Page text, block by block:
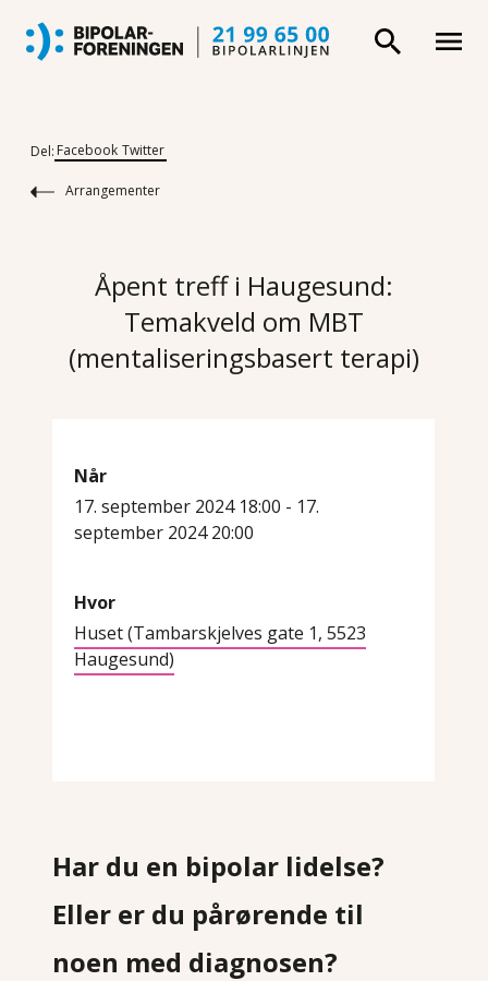
Del: Facebook Twitter
Arrangementer
Åpent treff i Haugesund:
Temakveld om MBT
(mentaliseringsbasert terapi)
Når
17. september 2024 18:00 - 17.
september 2024 20:00
Hvor
Huset (Tambarskjelves gate 1, 5523
Haugesund)
Har du en bipolar lidelse?
Eller er du pårørende til
noen med diagnosen?